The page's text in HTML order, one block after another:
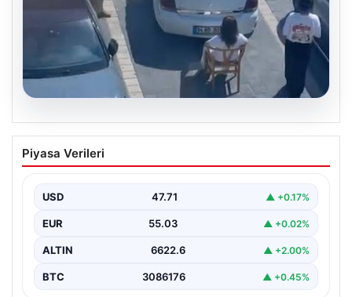
05.08.2026
Yalova’da Şaşırtan Engelleme: Kafe
Önüne Park Etmek İsteyen Sürücüye
Yalova'da yaşanan sıra dışı bir olay, gündeme damgasını
Piyasa Verileri
USD 47.71 ▲ +0.17%
EUR 55.03 ▲ +0.02%
ALTIN 6622.6 ▲ +2.00%
BTC 3086176 ▲ +0.45%